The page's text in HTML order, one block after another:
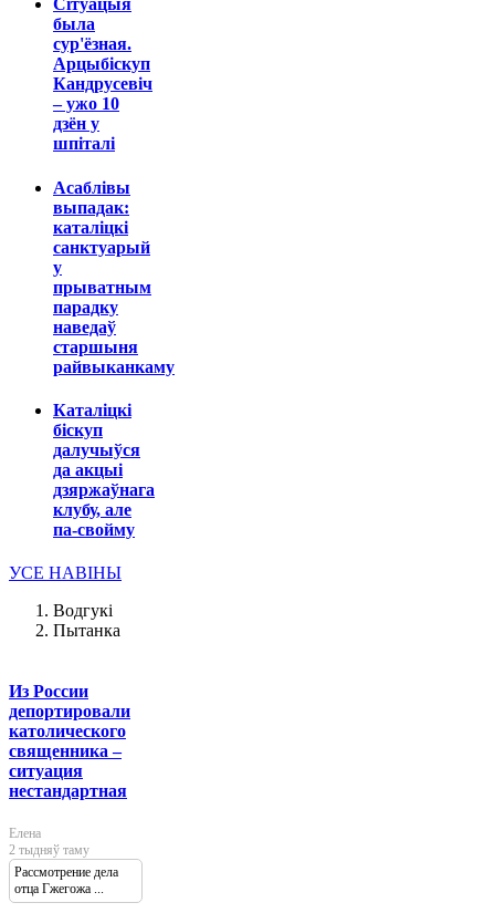
Сітуацыя
была
сур'ёзная.
Арцыбіскуп
Кандрусевіч
– ужо 10
дзён у
шпіталі
Асаблівы
выпадак:
каталіцкі
санктуарый
у
прыватным
парадку
наведаў
старшыня
райвыканкаму
Каталіцкі
біскуп
далучыўся
да акцыі
дзяржаўнага
клубу, але
па-свойму
УСЕ НАВІНЫ
Водгукі
Пытанка
Из России
депортировали
католического
священника –
ситуация
нестандартная
Елена
2 тыдняў таму
Рассмотрение дела
отца Гжегожа ...